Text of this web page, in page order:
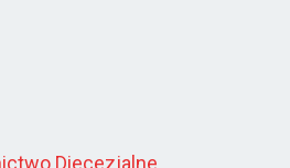
Diecezjalne